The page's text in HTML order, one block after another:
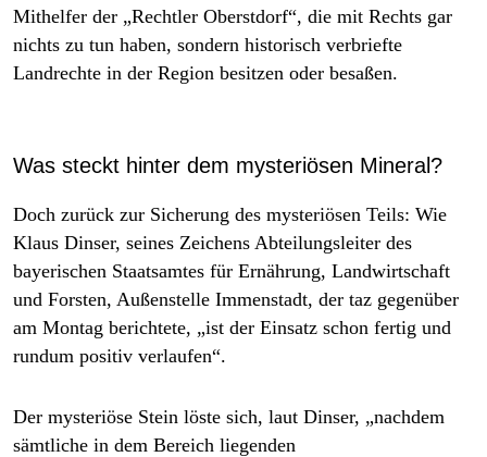
Mithelfer der „Rechtler Oberstdorf“, die mit Rechts gar
nichts zu tun haben, sondern historisch verbriefte
Landrechte in der Region besitzen oder besaßen.
Was steckt hinter dem mysteriösen Mineral?
Doch zurück zur Sicherung des mysteriösen Teils: Wie
Klaus Dinser, seines Zeichens Abteilungsleiter des
bayerischen Staatsamtes für Ernährung, Landwirtschaft
und Forsten, Außenstelle Immenstadt, der taz gegenüber
am Montag berichtete, „ist der Einsatz schon fertig und
rundum positiv verlaufen“.
Der mysteriöse Stein löste sich, laut Dinser, „nachdem
sämtliche in dem Bereich liegenden